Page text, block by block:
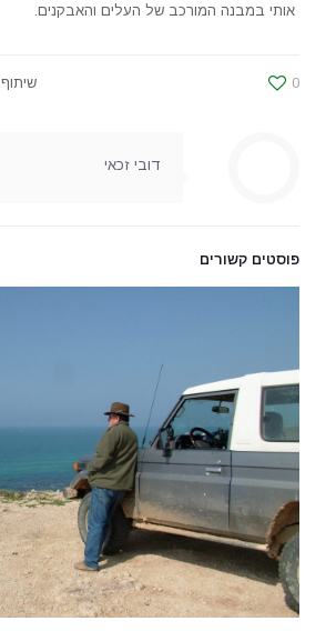
אותי במבנה המורכב של העלים והאבקנים.
שיתוף 0
דובי זכאי
פוסטים קשורים